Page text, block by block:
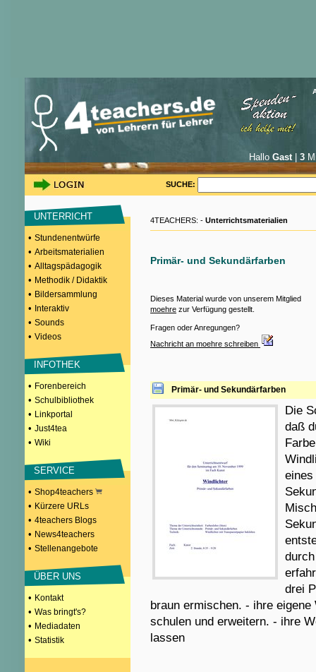
Hallo Gast| 3
SUCHE:
UNTERRICHT
• Stundenentwürfe
• Arbeitsmaterialien
• Alltagspädagogik
• Methodik / Didaktik
• Bildersammlung
• Interaktiv
• Sounds
• Videos
INFOTHEK
• Forenbereich
• Schulbibliothek
• Linkportal
• Just4tea
• Wiki
SERVICE
• Shop4teachers
• Kürzere URLs
• 4teachers Blogs
• News4teachers
• Stellenangebote
ÜBER UNS
• Kontakt
• Was bringt's?
• Mediadaten
• Statistik
4TEACHERS: - Unterrichtsmaterialien
Primär- und Sekundärfarben
Dieses Material wurde von unserem Mitglied
moehre zur Verfügung gestellt.
Fragen oder Anregungen?
Nachricht an moehre schreiben
Primär- und Sekundärfarben
Die
daß
drei
braun ermischen. - ihre
schulen und erweitern. - ihre
lassen